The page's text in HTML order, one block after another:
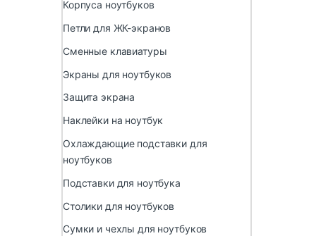
Корпуса ноутбуков
Петли для ЖК-экранов
Сменные клавиатуры
Экраны для ноутбуков
Защита экрана
Наклейки на ноутбук
Охлаждающие подставки для
ноутбуков
Подставки для ноутбука
Столики для ноутбуков
Сумки и чехлы для ноутбуков